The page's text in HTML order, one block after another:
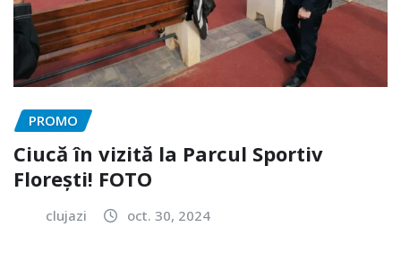
PROMO
Ciucă în vizită la Parcul Sportiv
Florești! FOTO
clujazi oct. 30, 2024